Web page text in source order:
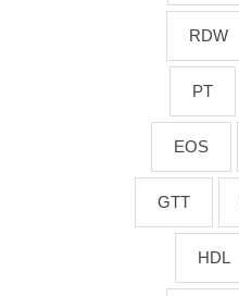
RDW
PT
EOS
GTT
HDL